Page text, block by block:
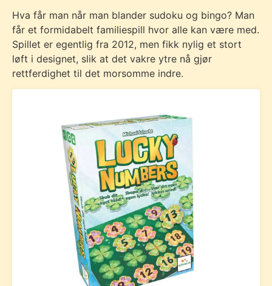
Hva får man når man blander sudoku og bingo? Man
får et formidabelt familiespill hvor alle kan være med.
Spillet er egentlig fra 2012, men fikk nylig et stort
løft i designet, slik at det vakre ytre nå gjør
rettferdighet til det morsomme indre.